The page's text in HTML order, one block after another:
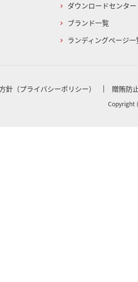
ダウンロードセンター
ブランド一覧
ランディングページ一
針（プライバシーポリシー） 贈賄防
Copyright